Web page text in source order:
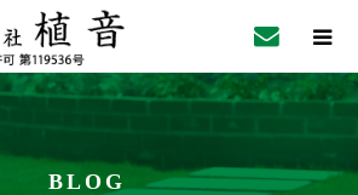
BLOG